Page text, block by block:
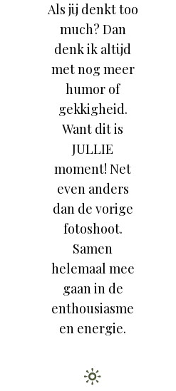
Als jij denkt too
much? Dan
denk ik altijd
met nog meer
humor of
gekkigheid.
Want dit is
JULLIE
moment! Net
even anders
dan de vorige
fotoshoot.
Samen
helemaal mee
gaan in de
enthousiasme
en energie.